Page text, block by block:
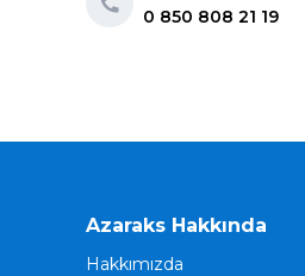
0 850 808 21 19
Azaraks Hakkında
Hakkımızda